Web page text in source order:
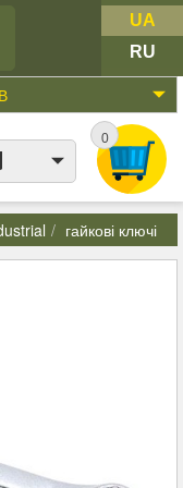
UA
RU
0
гайкові ключі